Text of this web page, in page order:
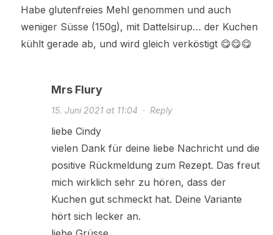
Habe glutenfreies Mehl genommen und auch
weniger Süsse (150g), mit Dattelsirup… der Kuchen
kühlt gerade ab, und wird gleich verköstigt 😋😋😋
Mrs Flury
15. Juni 2021 at 11:04 · Reply
liebe Cindy
vielen Dank für deine liebe Nachricht und die
positive Rückmeldung zum Rezept. Das freut
mich wirklich sehr zu hören, dass der
Kuchen gut schmeckt hat. Deine Variante
hört sich lecker an.